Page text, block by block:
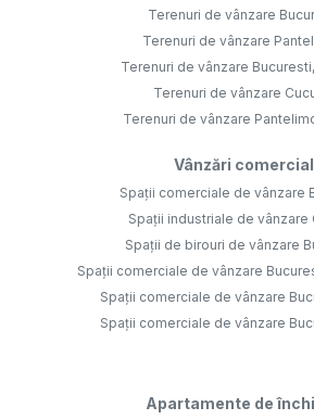
Terenuri de vânzare
Terenuri de vânzare
Terenuri de vânzare
Terenuri de vânzare
Terenuri de vânzare
Vânzări comercial
Spații comerciale de vânzare
Spații industriale de vânzare
Spații de birouri de vânzare
Spații comerciale de vânzare
Spații comerciale de vânzare
Spații comerciale de vânzare
Apartamente de